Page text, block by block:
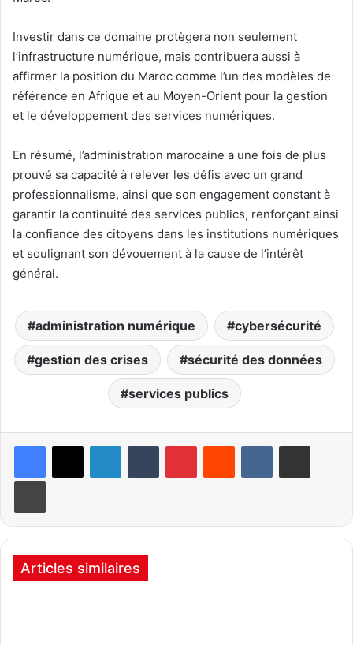
Investir dans ce domaine protègera non seulement
l’infrastructure numérique, mais contribuera aussi à
affirmer la position du Maroc comme l’un des modèles de
référence en Afrique et au Moyen-Orient pour la gestion
et le développement des services numériques.
En résumé, l’administration marocaine a une fois de plus
prouvé sa capacité à relever les défis avec un grand
professionnalisme, ainsi que son engagement constant à
garantir la continuité des services publics, renforçant ainsi
la confiance des citoyens dans les institutions numériques
et soulignant son dévouement à la cause de l’intérêt
général.
administration numérique cybersécurité
gestion des crises sécurité des données
services publics
Articles similaires